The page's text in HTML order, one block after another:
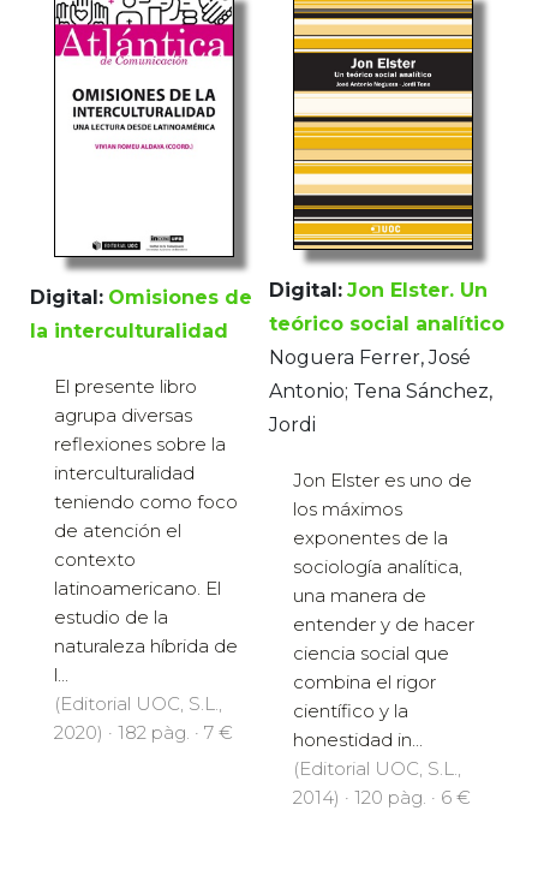
Digital: Omisiones de
la interculturalidad
El presente libro
agrupa diversas
reflexiones sobre la
interculturalidad
teniendo como foco
de atención el
contexto
latinoamericano. El
estudio de la
naturaleza híbrida de
l...
(Editorial UOC, S.L.,
2020) · 182 pàg. · 7 €
Digital: Jon Elster. Un
teórico social analítico
Noguera Ferrer, José
Antonio; Tena Sánchez,
Jordi
Jon Elster es uno de
los máximos
exponentes de la
sociología analítica,
una manera de
entender y de hacer
ciencia social que
combina el rigor
científico y la
honestidad in...
(Editorial UOC, S.L.,
2014) · 120 pàg. · 6 €